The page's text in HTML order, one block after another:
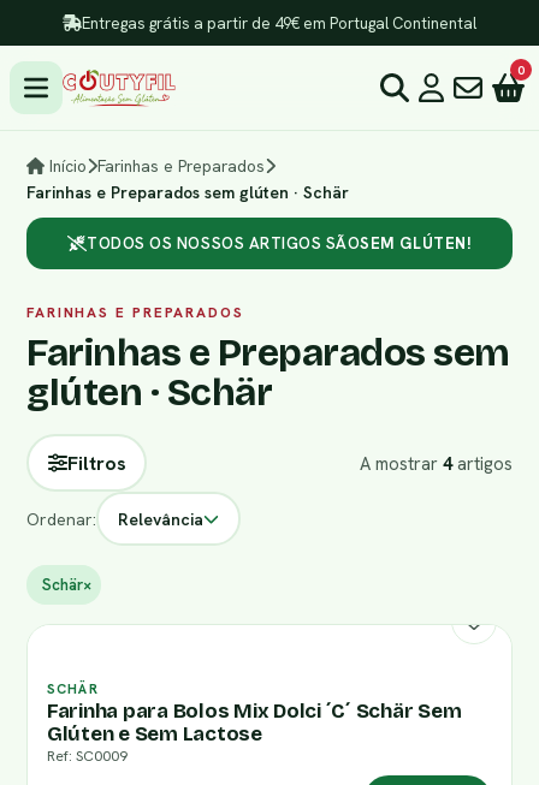
Entregas grátis a partir de 49€ em Portugal Continental
0
Início Farinhas e Preparados
Farinhas e Preparados sem glúten · Schär
TODOS OS NOSSOS ARTIGOS SÃOSEM GLÚTEN!
FARINHAS E PREPARADOS
Farinhas e Preparados sem
glúten · Schär
Filtros A mostrar 4artigos
Ordenar: Relevância
Schär×
SCHÄR
Farinha para Bolos Mix Dolci ´C´ Schär Sem
Glúten e Sem Lactose
Ref: SC0009